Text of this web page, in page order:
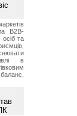
B2B-
та
в